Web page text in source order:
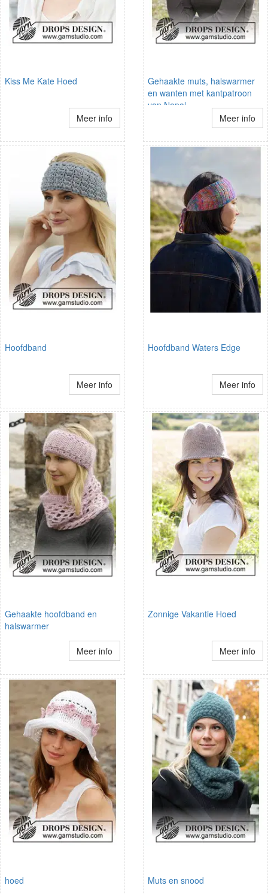
Kiss Me Kate Hoed
Meer info
Gehaakte muts, halswarmer
en wanten met kantpatroon
van Nepal
Meer info
Hoofdband
Meer info
Hoofdband Waters Edge
Meer info
Gehaakte hoofdband en
halswarmer
Meer info
Zonnige Vakantie Hoed
Meer info
hoed Muts en snood